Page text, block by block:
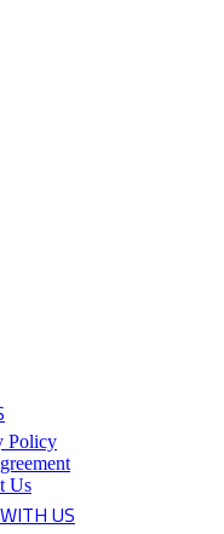
Policy
Us
US